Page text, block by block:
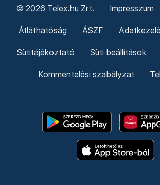
© 2026 Telex.hu Zrt. Impresszum
Átláthatóság ÁSZF
Sütitájékoztató Süti beállítások
Kommentelési szabályzat